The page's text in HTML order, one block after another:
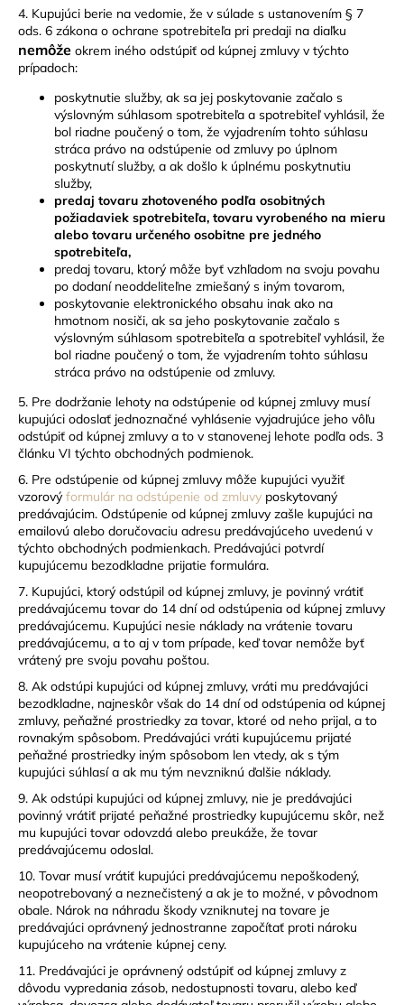
4. Kupujúci berie na vedomie, že v súlade s ustanovením § 7
ods. 6 zákona o ochrane spotrebiteľa pri predaji na diaľku
nemôže okrem iného odstúpiť od kúpnej zmluvy v týchto
prípadoch:
poskytnutie služby, ak sa jej poskytovanie začalo s
výslovným súhlasom spotrebiteľa a spotrebiteľ vyhlásil, že
bol riadne poučený o tom, že vyjadrením tohto súhlasu
stráca právo na odstúpenie od zmluvy po úplnom
poskytnutí služby, a ak došlo k úplnému poskytnutiu
služby,
predaj tovaru zhotoveného podľa osobitných
požiadaviek spotrebiteľa, tovaru vyrobeného na mieru
alebo tovaru určeného osobitne pre jedného
spotrebiteľa,
predaj tovaru, ktorý môže byť vzhľadom na svoju povahu
po dodaní neoddeliteľne zmiešaný s iným tovarom,
poskytovanie elektronického obsahu inak ako na
hmotnom nosiči, ak sa jeho poskytovanie začalo s
výslovným súhlasom spotrebiteľa a spotrebiteľ vyhlásil, že
bol riadne poučený o tom, že vyjadrením tohto súhlasu
stráca právo na odstúpenie od zmluvy.
5. Pre dodržanie lehoty na odstúpenie od kúpnej zmluvy musí
kupujúci odoslať jednoznačné vyhlásenie vyjadrujúce jeho vôľu
odstúpiť od kúpnej zmluvy a to v stanovenej lehote podľa ods. 3
článku VI týchto obchodných podmienok.
6. Pre odstúpenie od kúpnej zmluvy môže kupujúci využiť
vzorový formulár na odstúpenie od zmluvy poskytovaný
predávajúcim. Odstúpenie od kúpnej zmluvy zašle kupujúci na
emailovú alebo doručovaciu adresu predávajúceho uvedenú v
týchto obchodných podmienkach. Predávajúci potvrdí
kupujúcemu bezodkladne prijatie formulára.
7. Kupujúci, ktorý odstúpil od kúpnej zmluvy, je povinný vrátiť
predávajúcemu tovar do 14 dní od odstúpenia od kúpnej zmluvy
predávajúcemu. Kupujúci nesie náklady na vrátenie tovaru
predávajúcemu, a to aj v tom prípade, keď tovar nemôže byť
vrátený pre svoju povahu poštou.
8. Ak odstúpi kupujúci od kúpnej zmluvy, vráti mu predávajúci
bezodkladne, najneskôr však do 14 dní od odstúpenia od kúpnej
zmluvy, peňažné prostriedky za tovar, ktoré od neho prijal, a to
rovnakým spôsobom. Predávajúci vráti kupujúcemu prijaté
peňažné prostriedky iným spôsobom len vtedy, ak s tým
kupujúci súhlasí a ak mu tým nevzniknú ďalšie náklady.
9. Ak odstúpi kupujúci od kúpnej zmluvy, nie je predávajúci
povinný vrátiť prijaté peňažné prostriedky kupujúcemu skôr, než
mu kupujúci tovar odovzdá alebo preukáže, že tovar
predávajúcemu odoslal.
10. Tovar musí vrátiť kupujúci predávajúcemu nepoškodený,
neopotrebovaný a neznečistený a ak je to možné, v pôvodnom
obale. Nárok na náhradu škody vzniknutej na tovare je
predávajúci oprávnený jednostranne započítať proti nároku
kupujúceho na vrátenie kúpnej ceny.
11. Predávajúci je oprávnený odstúpiť od kúpnej zmluvy z
dôvodu vypredania zásob, nedostupnosti tovaru, alebo keď